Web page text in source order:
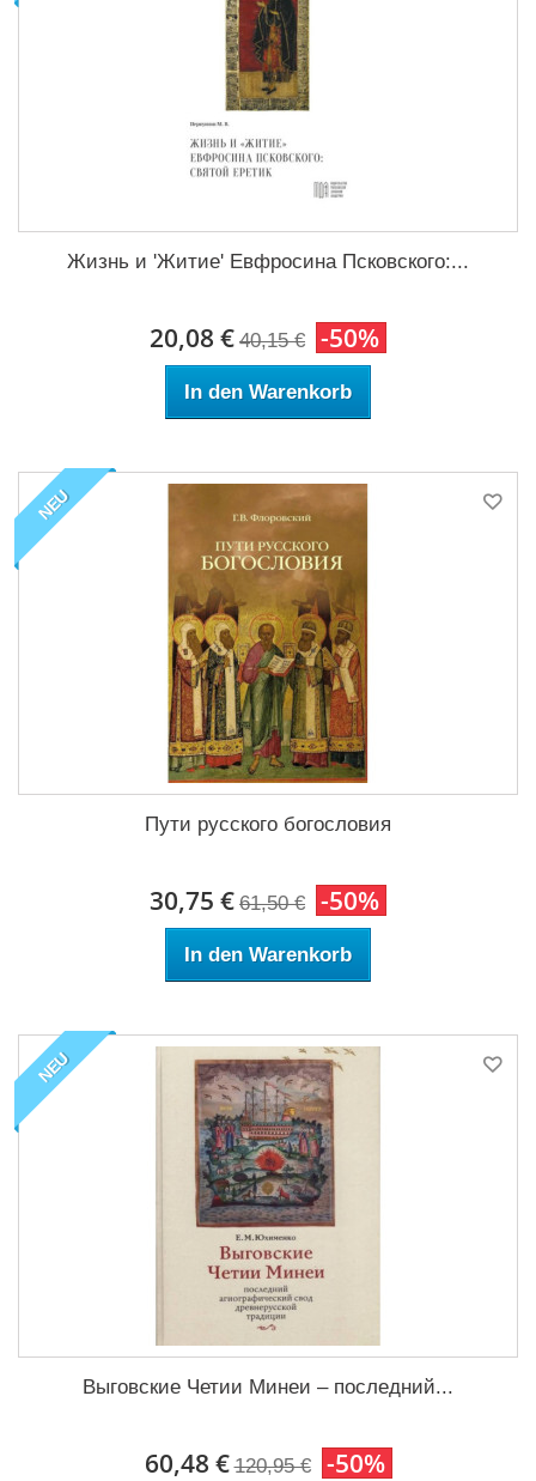
Жизнь и 'Житие' Евфросина Псковского:...
20,08 € 40,15 € -50%
In den Warenkorb
NEU
Пути русского богословия
30,75 € 61,50 € -50%
In den Warenkorb
NEU
Выговские Четии Минеи – последний...
60,48 € 120,95 € -50%